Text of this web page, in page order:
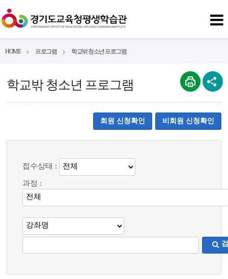
HOME 프로그램 학교밖 청소년 프로그램
학교밖 청소년 프로그램
회원 신청확인 비회원 신청확인
접수상태 :
과정 :